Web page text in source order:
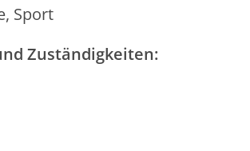
Sport
Zuständigkeiten: